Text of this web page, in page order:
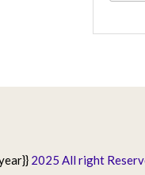
2025 All right